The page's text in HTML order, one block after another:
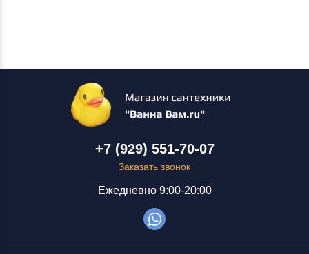
+7 (929) 551-70-07
Заказать звонок
Ежедневно 9:00-20:00